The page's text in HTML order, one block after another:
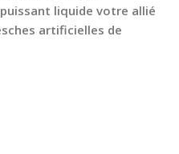
liquide votre allié
artificielles de